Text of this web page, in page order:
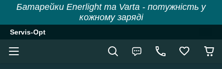
Батарейки Enerlight та Varta - потужність у
кожному заряді
Servis-Opt